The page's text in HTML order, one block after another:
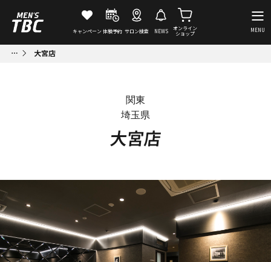
キャンペーン体験予約 サロン検索 NEWS
オンライン
ショップ
MENU
大宮店
関東
埼玉県
大宮店